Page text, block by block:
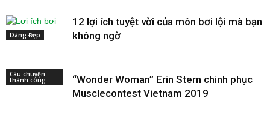
Dáng Đẹp
12 lợi ích tuyệt vời của môn bơi lội mà bạn
không ngờ
Câu chuyện
thành công
“Wonder Woman” Erin Stern chinh phục
Musclecontest Vietnam 2019